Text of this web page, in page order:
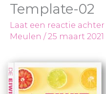
Template-02
Laat een reactie achter
Meulen /25 maart 2021